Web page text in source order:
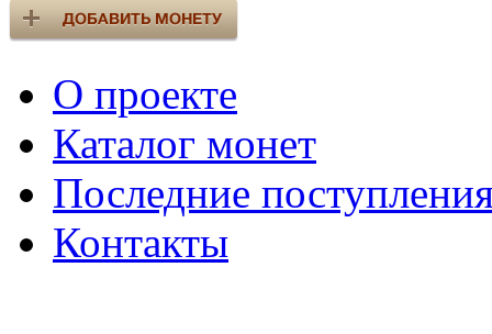
О проекте
Каталог монет
Последние
Контакты